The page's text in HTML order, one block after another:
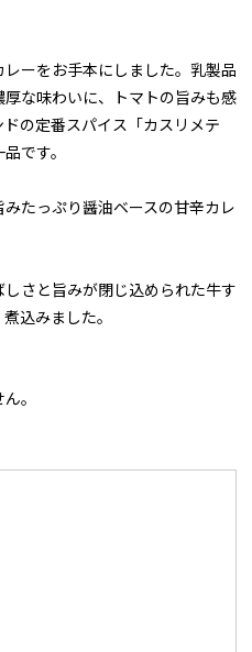
ーをお手本にしました。乳製品
な味わいに、トマトの旨みも感
の定番スパイス「カスリメテ
です。
たっぷり醤油ベースの甘辛カレ
さと旨みが閉じ込められた牛す
込みました。
。